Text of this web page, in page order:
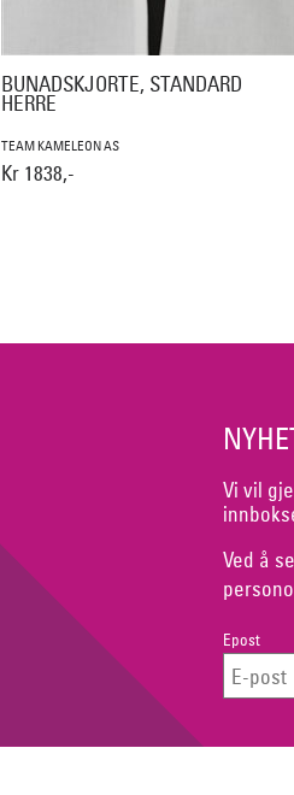
BUNADSKJORTE, STANDARD
HERRE
TEAM KAMELEON AS
Kr 1838,-
Vi vil
Ved å
Epost